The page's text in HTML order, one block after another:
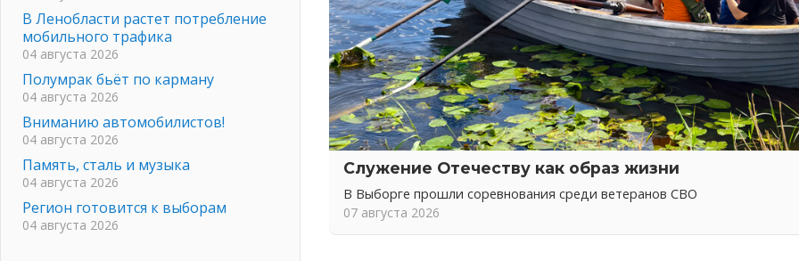
Служение Отечеству как образ жизни
В Выборге прошли соревнования среди ветеранов СВО
07 августа 2026
В Ленобласти растет потребление
мобильного трафика
04 августа 2026
Полумрак бьёт по карману
04 августа 2026
Вниманию автомобилистов!
04 августа 2026
Память, сталь и музыка
04 августа 2026
Регион готовится к выборам
04 августа 2026